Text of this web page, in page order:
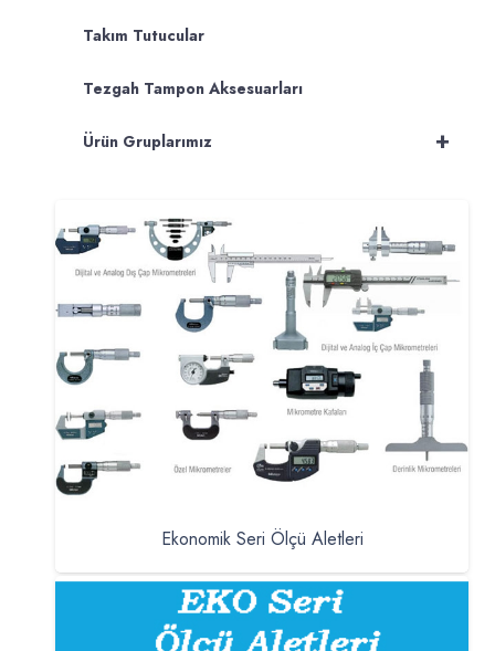
Takım Tutucular
Tezgah Tampon Aksesuarları
+
Ürün Gruplarımız
Ekonomik Seri Ölçü Aletleri